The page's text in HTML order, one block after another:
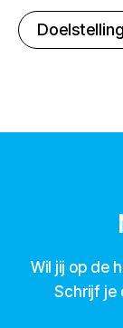
Wil jij op de
Schrijf je